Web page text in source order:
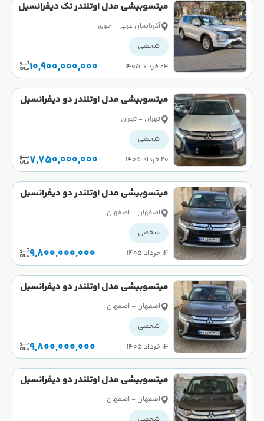
میتسوبیشی مدل اوتلندر تک دیفرانسیل
M لاین سال 2023 صفرآذربایجان غربی - خوی
شخصی
۲۴ خرداد ۱۴۰۵
10,900,000,000
میتسوبیشی مدل اوتلندر دو دیفرانسیل
تیپ 5 سال 2017 کارکردهتهران - تهران
شخصی
۲۰ خرداد ۱۴۰۵
7,750,000,000
میتسوبیشی مدل اوتلندر دو دیفرانسیل
تیپ 5 سال 2017 کارکردهاصفهان - اصفهان
شخصی
۱۴ خرداد ۱۴۰۵
9,800,000,000
میتسوبیشی مدل اوتلندر دو دیفرانسیل
تیپ 5 سال 2017 کارکردهاصفهان - اصفهان
شخصی
۱۴ خرداد ۱۴۰۵
9,800,000,000
میتسوبیشی مدل اوتلندر دو دیفرانسیل
تیپ 5 سال 2017 کارکردهاصفهان - اصفهان